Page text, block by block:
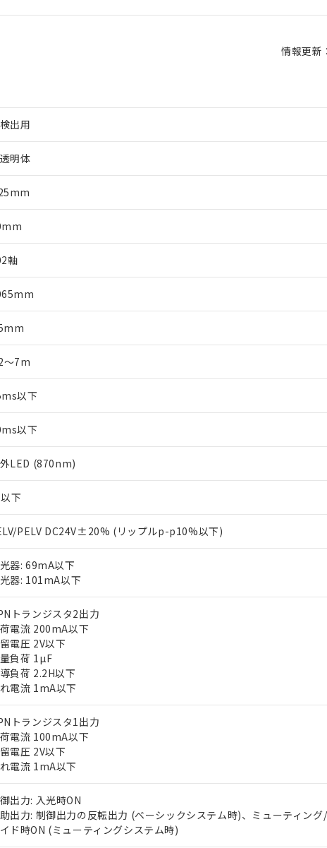
情報更新
出用
明体
軸
～7m
以下
以下
LED (870nm)
下
PELV DC24V±20% (リップルp-p10%以下)
器: 69mA以下
器: 101mA以下
トランジスタ2出力
電流 200mA以下
電圧 2V以下
負荷 1µF
負荷 2.2H以下
電流 1mA以下
トランジスタ1出力
電流 100mA以下
電圧 2V以下
電流 1mA以下
出力: 入光時ON
出力: 制御出力の反転出力 (ベーシックシステム時)、ミューティング
ド時ON (ミューティングシステム時)
RoHS指令（10物質）の非含有に対応した製品が提供可能な商品です。
指令（10物質）の非含有に対応した製品に切り替える予定のある
RoHS指令（10物質）の非含有に非対応の商品で、対応品を出す予
RoHS指令（10物質）の非含有の対応状況を調査中または確認中の商
ンス料など無形物で、有害物質有無と関係のない商品です。
より、非含有部品としていたものが、含有品と判明した場合などやむ
表